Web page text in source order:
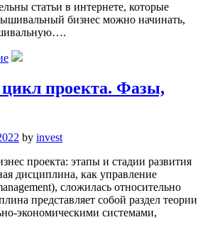
статьи в интернете, которые
бизнес можно начинать,
проекта. Фазы,
by invest
проекта: этапы и стадии развития
дисциплина, как управление
сложилась относительно
представляет собой раздел теории
экономическими системами,